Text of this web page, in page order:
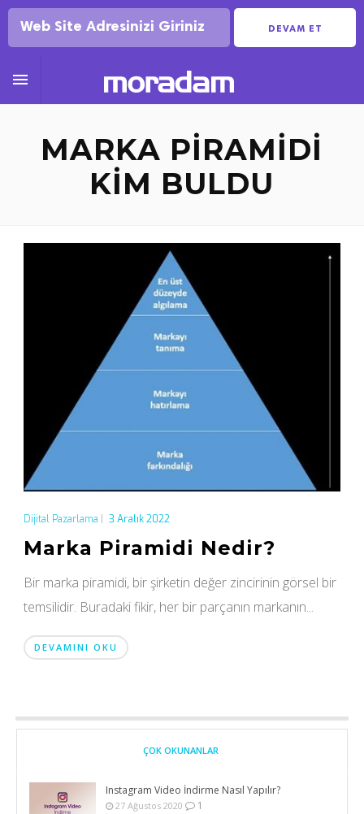
DEVAM ET

MARKA PIRAMIDI
KIM BULDU
Dijital Pazarlama 3 Aralık 2022
Marka Piramidi Nedir?
Bir marka piramidi, bir şirketin değer zincirinin görsel bir
temsilidir. Buradaki fikir, her bir parçanın markanın...
DEVAMINI OKU
ÇOK OKUNANLAR
Instagram Video İndirme Nasıl Yapılır?
27 Ağustos 2020 1